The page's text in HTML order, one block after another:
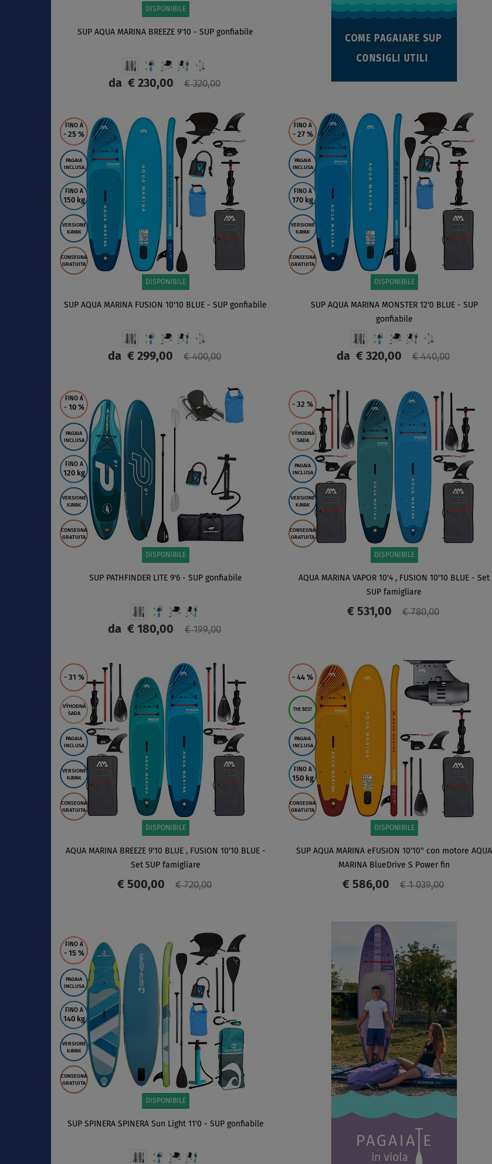
DISPONIBILE
SUP AQUA MARINA BREEZE 9'10 - SUP gonfiabile
da € 230,00 € 320,00
FINO A
- 25 %
PAGAIA
INCLUSA
FINO A
150 kg
VERSIONE
KAYAK
CONSEGNA
GRATUITA
DISPONIBILE
SUP AQUA MARINA FUSION 10'10 BLUE - SUP gonfiabile
da € 299,00 € 400,00
FINO A
- 27 %
PAGAIA
INCLUSA
FINO A
170 kg
VERSIONE
KAYAK
CONSEGNA
GRATUITA
DISPONIBILE
SUP AQUA MARINA MONSTER 12'0 BLUE - SUP
gonfiabile
da € 320,00 € 440,00
FINO A
- 10 %
PAGAIA
INCLUSA
FINO A
120 kg
VERSIONE
KAYAK
CONSEGNA
GRATUITA
DISPONIBILE
SUP PATHFINDER LITE 9'6 - SUP gonfiabile
da€ 180,00 € 199,00
- 32 %
VÝHODNÁ
SADA
PAGAIA
INCLUSA
VERSIONE
KAYAK
CONSEGNA
GRATUITA
DISPONIBILE
AQUA MARINA VAPOR 10'4 , FUSION 10'10 BLUE - Set
SUP famigliare
€ 531,00 € 780,00
- 31 %
VÝHODNÁ
SADA
PAGAIA
INCLUSA
VERSIONE
KAYAK
CONSEGNA
GRATUITA
DISPONIBILE
AQUA MARINA BREEZE 9'10 BLUE , FUSION 10'10 BLUE -
Set SUP famigliare
€ 500,00 € 720,00
- 44 %
THE BEST
PAGAIA
INCLUSA
FINO A
150 kg
CONSEGNA
GRATUITA
DISPONIBILE
SUP AQUA MARINA eFUSION 10'10'' con motore AQUA
MARINA BlueDrive S Power fin
€ 586,00 € 1 039,00
FINO A
- 15 %
PAGAIA
INCLUSA
FINO A
140 kg
VERSIONE
KAYAK
CONSEGNA
GRATUITA
DISPONIBILE
SUP SPINERA SPINERA Sun Light 11'0 - SUP gonfiabile